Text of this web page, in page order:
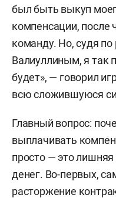
был быть выкуп
компенсации, после
команду. Но, судя
Валиуллиным, я так
будет», — говорил
всю сложившуюся
Главный вопрос:
выплачивать
просто — это лишняя
денег. Во-первых,
расторжение